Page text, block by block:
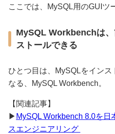
ここでは、MySQL用のGUIツ
MySQL Workbenchは
ストールできる
ひとつ目は、MySQLをイン
なる、MySQL Workbench。
【関連記事】
▶ MySQL Workbench 8.0を
スエンジニアリング